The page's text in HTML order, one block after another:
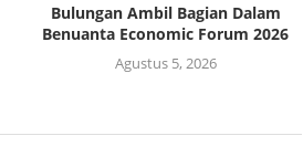
Bulungan Ambil Bagian Dalam
Benuanta Economic Forum 2026
Agustus 5, 2026